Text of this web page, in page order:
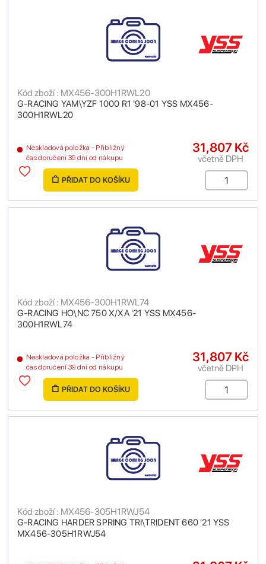
G-RACING YAM\YZF 1000 R1 '98-01 YSS MX456-
300H1RWL20
Kód zboží : MX456-300H1RWL20
Neskladová položka - Přibližný
čas doručení 39 dní od nákupu
31,807 Kč
včetně DPH
PŘIDAT DO KOŠÍKU
G-RACING HO\NC 750 X/XA '21 YSS MX456-
300H1RWL74
Kód zboží : MX456-300H1RWL74
Neskladová položka - Přibližný
čas doručení 39 dní od nákupu
31,807 Kč
včetně DPH
PŘIDAT DO KOŠÍKU
G-RACING HARDER SPRING TRI\TRIDENT 660 '21 YSS
MX456-305H1RWJ54
Kód zboží : MX456-305H1RWJ54